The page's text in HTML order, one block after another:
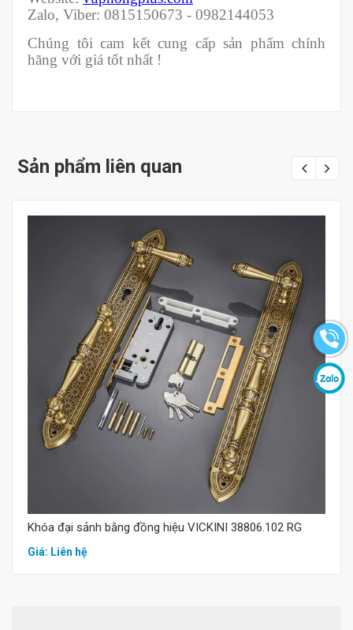
Zalo, Viber: 0815150673 - 0982144053
Chúng tôi cam kết cung cấp sản phẩm chính
hãng với giá tốt nhất !
Sản phẩm liên quan
Mua hàng
Khóa đại sảnh bằng đồng hiệu VICKINI 38806.102 RG
Giá: Liên hệ